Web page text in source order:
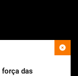
força das